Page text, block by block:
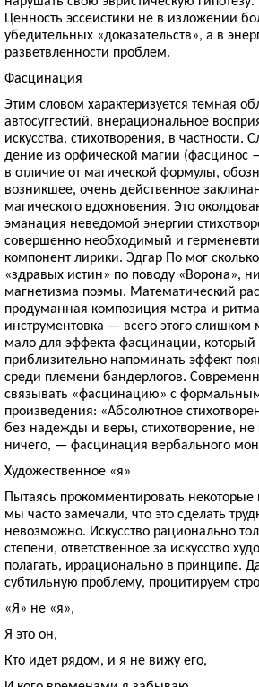
Ценность эссеистики не в изложении
убедительных «доказательств», а в
разветвленности проблем.
Фасцинация
Этим словом характеризуется темная
автосуггестий, внерациональное
искусства, стихотворения, в частности.
дение из орфической магии (фасцинос
в отличие от магической формулы,
возникшее, очень действенное
магического вдохновения. Это
эманация неведомой энергии
совершенно необходимый и
компонент лирики. Эдгар По мог
«здравых истин» по поводу «Ворона»,
магнетизма поэмы. Математический
продуманная композиция метра и
инструментовка — всего этого
мало для эффекта фасцинации,
приблизительно напоминать эффект
среди племени бандерлогов.
связывать «фасцинацию» с
произведения: «Абсолютное
без надежды и веры, стихотворение,
ничего, — фасцинация вербального
Художественное «я»
Пытаясь прокомментировать
мы часто замечали, что это сделать
невозможно. Искусство рационально
степени, ответственное за искусство
полагать, иррационально в принципе.
субтильную проблему, процитируем
«Я» не «я»,
Я это он,
Кто идет рядом, и я не вижу его,